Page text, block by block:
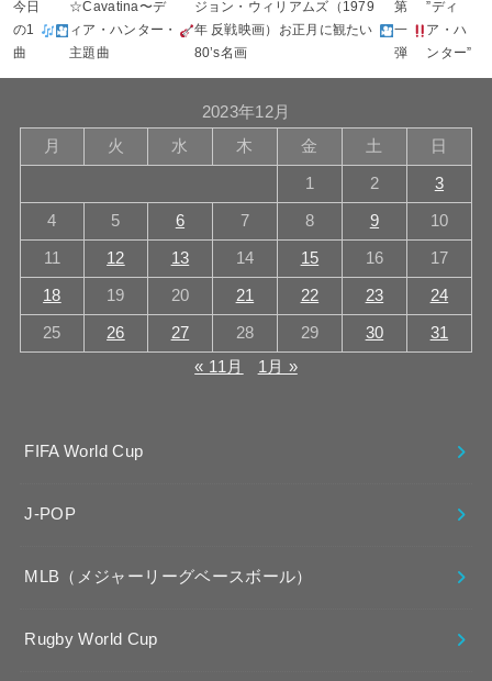
今日
の1
曲
☆Cavatina〜デ
ィア・ハンター・
主題曲
ジョン・ウィリアムズ（1979
年 反戦映画）お正月に観たい
80’s名画
第
一
弾
”ディ
ア・ハ
ンター”
2023年12月
月
火 水 木 金 土 日
1 2 3
4 5 6 7 8 9 10
11 12 13 14 15 16 17
18 19 20 21 22 23 24
25 26 27 28 29 30
31
« 11月
1月 »
FIFA World Cup
J-POP
MLB（メジャーリーグベースボール）
Rugby World Cup